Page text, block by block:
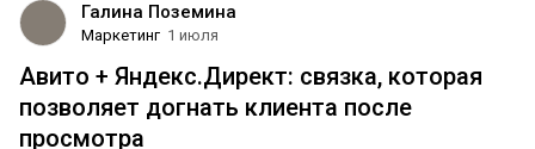
Галина Поземина
Маркетинг 1 июля
Авито + Яндекс.Директ: связка, которая
позволяет догнать клиента после
просмотра